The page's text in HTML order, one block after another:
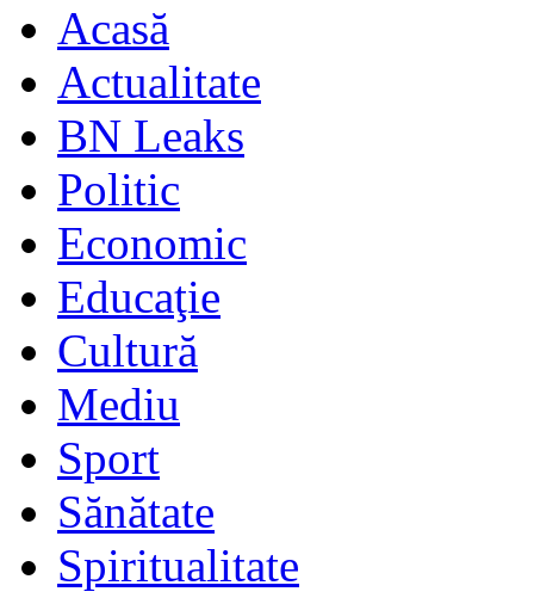
Acasă
Actualitate
BN Leaks
Politic
Economic
Educaţie
Cultură
Mediu
Sport
Sănătate
Spiritualitate